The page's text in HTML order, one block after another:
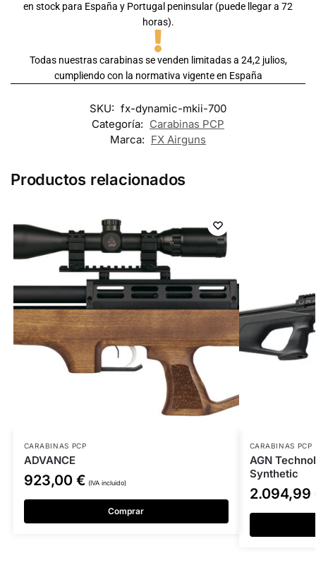
en stock para España y Portugal peninsular (puede llegar a 72
horas).
Todas nuestras carabinas se venden limitadas a 24,2 julios,
cumpliendo con la normativa vigente en España
SKU: fx-dynamic-mkii-700
Categoría: Carabinas PCP
Marca: FX Airguns
Productos relacionados
CARABINAS PCP
ADVANCE
923,00 € (IVA incluido)
Comprar
CARABINAS PCP
AGN
Synthetic
2.094,99